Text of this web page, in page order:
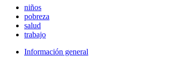
niños
pobreza
salud
trabajo
Información general